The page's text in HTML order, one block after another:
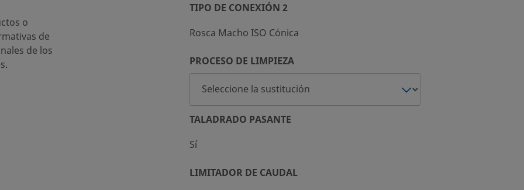
o
de
de los
Rosca Macho ISO Cónica
TIPO DE CONEXIÓN 2
PROCESO DE LIMPIEZA
Sí
TALADRADO PASANTE
LIMITADOR DE CAUDAL